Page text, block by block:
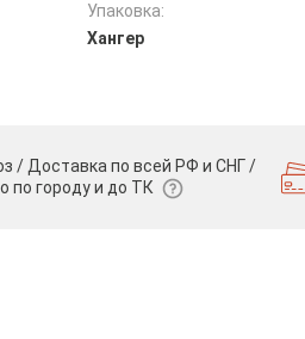
Упаковка:
Хангер
/ Доставка по всей РФ и СНГ /
по городу и до ТК